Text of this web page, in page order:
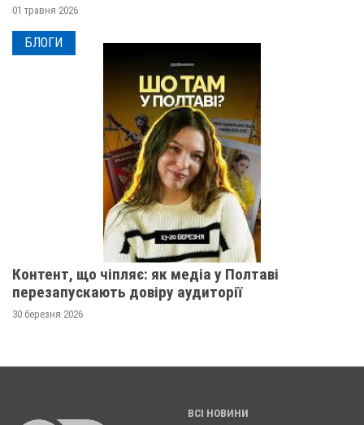
01 травня 2026
БЛОГИ
Контент, що чіпляє: як медіа у Полтаві
перезапускають довіру аудиторії
30 березня 2026
ВСІ НОВИНИ